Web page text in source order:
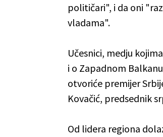
političari", i da oni
vladama".
Učesnici, medju
i o Zapadnom
otvoriće premijer
Kovačić, predsednik
Od lidera regiona